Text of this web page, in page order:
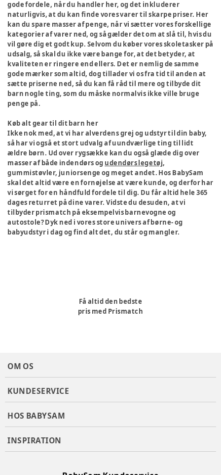
gode fordele, når du handler her, og det inkluderer
naturligvis, at du kan finde vores varer til skarpe priser. Her
kan du spare masser af penge, når vi sætter vores forskellige
kategorier af varer ned, og så gælder det om at slå til, hvis du
vil gøre dig et godt kup. Selvom du køber vores skoletasker på
udsalg, så skal du ikke være bange for, at det betyder, at
kvaliteten er ringere end ellers. Det er nemlig de samme
gode mærker som altid, dog tillader vi os fra tid til anden at
sætte priserne ned, så du kan få råd til mere og tilbyde dit
barn nogle ting, som du måske normalvis ikke ville bruge
penge på.
Køb alt gear til dit barn her
Ikke nok med, at vi har alverdens grej og udstyr til din baby,
så har vi også et stort udvalg af uundværlige ting til lidt
ældre børn. Ud over rygsække kan du også glæde dig over
masser af både indendørs og udendørs legetøj,
gummistøvler, juniorsenge og meget andet. Hos BabySam
skal det altid være en fornøjelse at være kunde, og derfor har
vi sørget for en håndfuld fordele til dig. Du får altid hele 365
dages returret på dine varer. Vidste du desuden, at vi
tilbyder prismatch på eksempelvis barnevogne og
autostole? Dyk ned i vores store univers af børne- og
babyudstyr i dag og find alt det, du står og mangler.
Få altid den bedste
pris med Prismatch
OM OS
KUNDESERVICE
HOS BABYSAM
INSPIRATION